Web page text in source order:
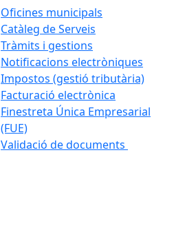
Oficines municipals
Catàleg de Serveis
Tràmits i gestions
Notificacions electròniques
Impostos (gestió tributària)
Facturació electrònica
Finestreta Única Empresarial
(FUE)
Validació de documents